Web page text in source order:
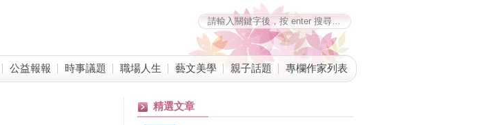
公益報報 時事議題 職場人生 藝文美學 親子話題 專欄作家列表
精選文章